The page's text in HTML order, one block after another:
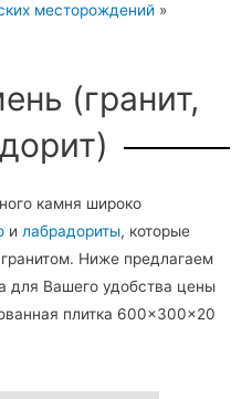
месторождений »
(гранит,
камня широко
и лабрадориты, которые
Ниже предлагаем
для Вашего удобства цены
плитка 600×300×20